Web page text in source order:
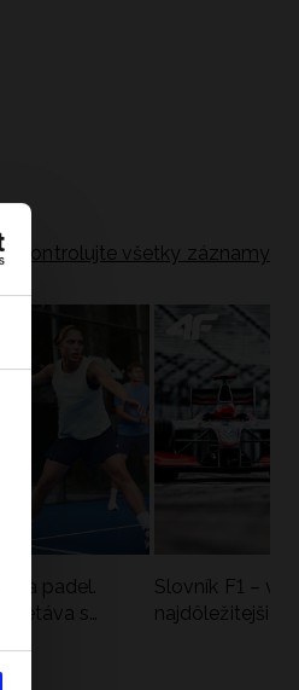
Skontrolujte všetky záznamy
a padel.
s
Slovník F1 –
najdôležitejšie